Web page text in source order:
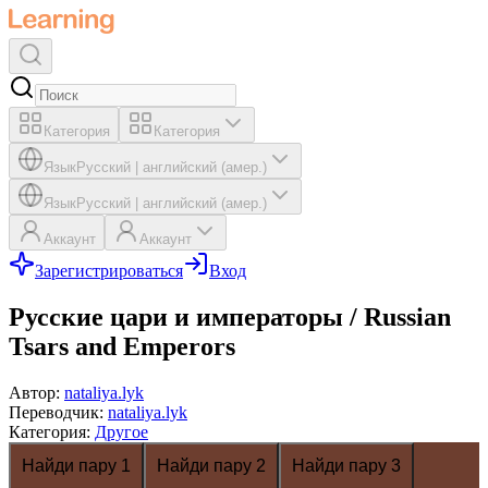
Категория Категория
ЯзыкРусский английский (амер.)
ЯзыкРусский английский (амер.)
Аккаунт Аккаунт
Зарегистрироваться Вход
Русские цари и императоры / Russian
Tsars and Emperors
Автор: nataliya.lyk
Переводчик: nataliya.lyk
Категория: Другое
Найди пару 1
Найди пару 2 Найди пару 3